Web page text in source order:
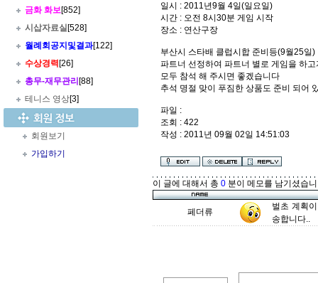
금화 화보[852]
시삽자료실 [528]
월례회공지및결과[122]
수상경력 [26]
총무-재무관리 [88]
테니스 영상[3]
회원보기
가입하기
일시 : 2011년9월 4일(일요일)
시간 : 오전 8시30분 게임 시작
장소 : 연산구장
부산시 스타배 클럽시합 준비등(9월25일)
파트너 선정하여 파트너 별로 게임을 하고
모두 참석 해 주시면 좋겠습니다
추석 명절 맞이 푸짐한 상품도 준비 되어
파일 :
조회 : 422
작성 : 2011년 09월 02일 14:51:03
이 글에 대해서 총 0 분이 메모를 남기셨습
페더류
벌초 계획
송합니다..